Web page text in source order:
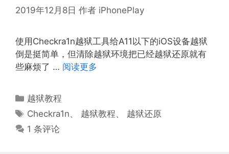
2019年12月8日 作者 iPhonePlay
使用Checkra1n越狱工具给A11以下的iOS设备越狱
倒是挺简单，但清除越狱环境把已经越狱还原就有
些麻烦了 … 阅读更多
分
类
越狱教程
标
签
Checkra1n、 越狱教程、 越狱还原
1 条评论